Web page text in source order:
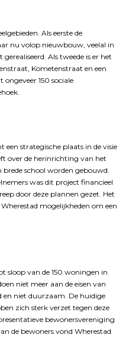
Als eerste de
nu volop nieuwbouw, veelal in
Als tweede is er het
Kometenstraat en een
150 sociale
een strategische plaats in de visie
over de herinrichting van het
brede school worden gebouwd.
was dit project financieel
door deze plannen gezet. Het
mogelijkheden om een
sloop van de 150 woningen in
niet meer aan de eisen van
en niet duurzaam. De huidige
zich sterk verzet tegen deze
bewonersvereniging
de bewoners vond Wherestad